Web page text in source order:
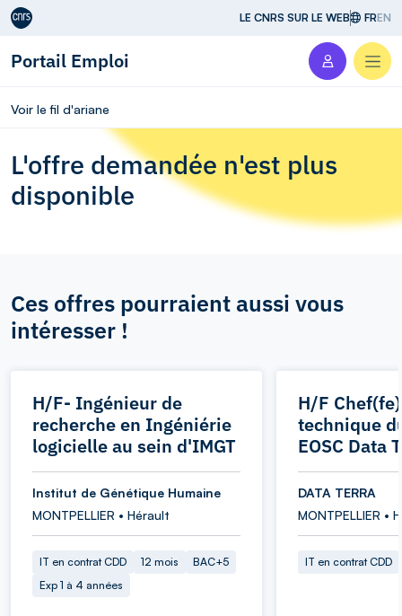
Aller au contenu LE CNRS SUR LE WEB FREN
Portail Emploi
Voir le fil d'ariane
L'offre demandée n'est plus
disponible
Ces offres pourraient aussi vous
intéresser !
H/F- Ingénieur de
recherche en Ingéniérie
logicielle au sein d'IMGT
Institut de Génétique Humaine
MONTPELLIER • Hérault
IT en contrat CDD 12 mois
BAC+5
Exp 1 à 4 années
H/F
technique
EOSC Data
DATA TERRA
MONTPELLIER •
IT en contrat CDD